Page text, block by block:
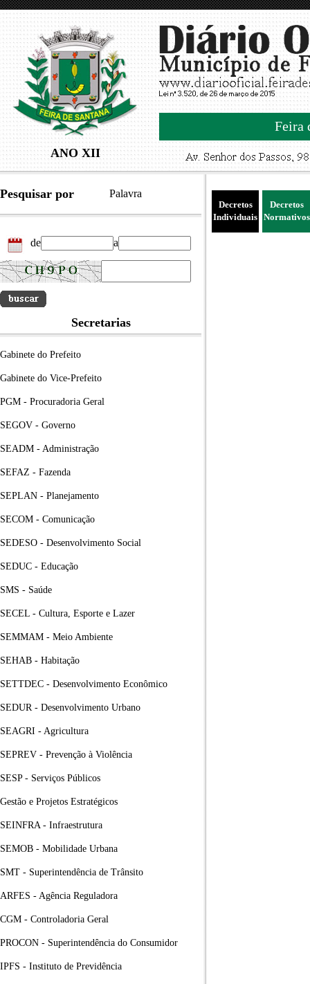
ANO XII
Feira
Pesquisar por Palavra
de a
Secretarias
Gabinete do Prefeito
Gabinete do Vice-Prefeito
PGM - Procuradoria Geral
SEGOV - Governo
SEADM - Administração
SEFAZ - Fazenda
SEPLAN - Planejamento
SECOM - Comunicação
SEDESO - Desenvolvimento Social
SEDUC - Educação
SMS - Saúde
SECEL - Cultura, Esporte e Lazer
SEMMAM - Meio Ambiente
SEHAB - Habitação
SETTDEC - Desenvolvimento Econômico
SEDUR - Desenvolvimento Urbano
SEAGRI - Agricultura
SEPREV - Prevenção à Violência
SESP - Serviços Públicos
Gestão e Projetos Estratégicos
SEINFRA - Infraestrutura
SEMOB - Mobilidade Urbana
SMT - Superintendência de Trânsito
ARFES - Agência Reguladora
CGM - Controladoria Geral
PROCON - Superintendência do Consumidor
IPFS - Instituto de Previdência
Decretos
Individuais
Decretos
Normativos